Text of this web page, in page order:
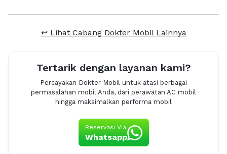
↩ Lihat Cabang Dokter Mobil Lainnya
Tertarik dengan layanan kami?
Percayakan Dokter Mobil untuk atasi berbagai
permasalahan mobil Anda, dari perawatan AC mobil
hingga maksimalkan performa mobil
Reservasi Via
Whatsapp